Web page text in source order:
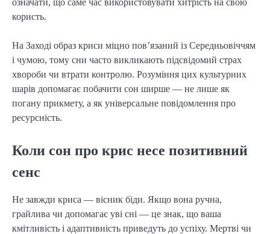
користь.
На Заході образ криси міцно пов’язаний із Середньовіччям
і чумою, тому сни часто викликають підсвідомий страх
хвороби чи втрати контролю. Розуміння цих культурних
шарів допомагає побачити сон ширше — не лише як
погану прикмету, а як універсальне повідомлення про
ресурсність.
Коли сон про крис несе позитивний
сенс
Не завжди криса — вісник біди. Якщо вона ручна,
грайлива чи допомагає уві сні — це знак, що ваша
кмітливість і адаптивність приведуть до успіху. Мертві чи